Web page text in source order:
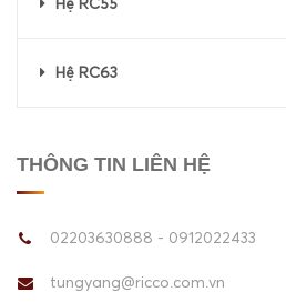
Hệ RC55
Hệ RC63
THÔNG TIN LIÊN HỆ
02203630888 - 0912022433
tungyang@ricco.com.vn